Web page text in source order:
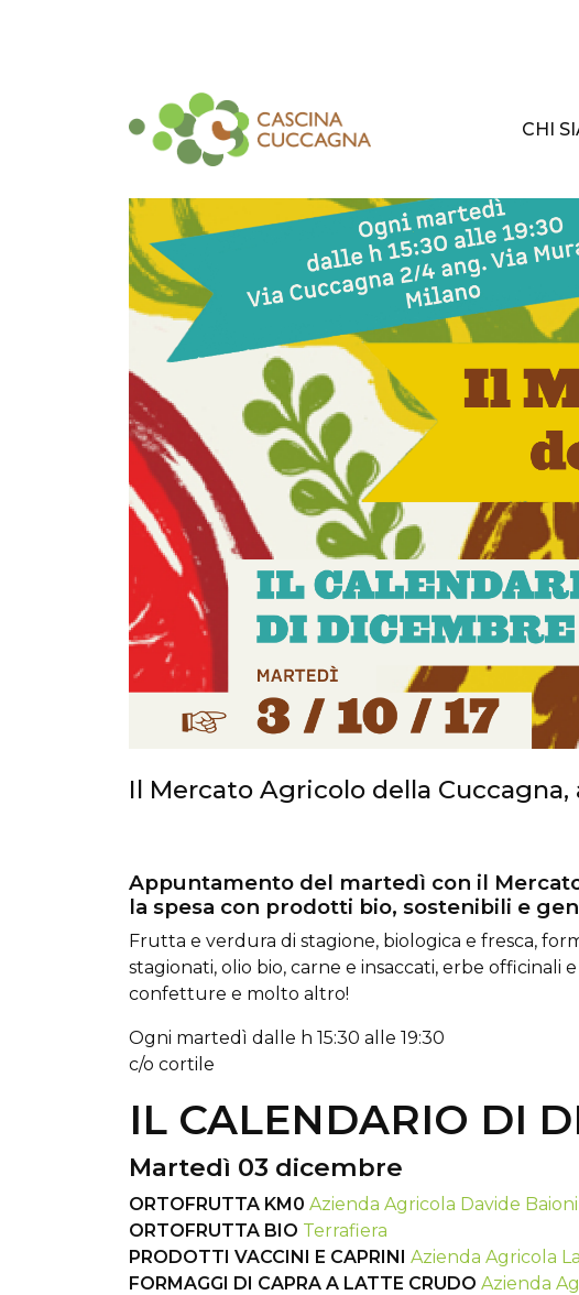
CHI
Il Mercato Agricolo della
Appuntamento del martedì con il
la spesa con prodotti bio, sostenibili e
Frutta e verdura di stagione, biologica e fresca,
stagionati, olio bio, carne e insaccati, erbe officinali
confetture e molto altro!
Ogni martedì dalle h 15:30 alle 19:30
c/o cortile
IL CALENDARIO DI
Martedì 03 dicembre
ORTOFRUTTA KM0 Azienda Agricola Davide Baioni
ORTOFRUTTA BIO Terrafiera
PRODOTTI VACCINI E CAPRINI Azienda Agricola
FORMAGGI DI CAPRA A LATTE CRUDO Azienda